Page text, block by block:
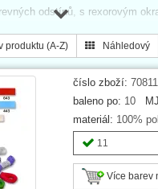
odstínů, s rexorovým
svatbunaleznete v
produktu (A-Z) Náhledový
číslo zboží:
baleno po: 10
materiál: 100%
11
Více barev